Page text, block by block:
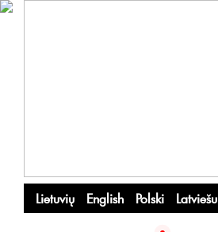
Lietuvių English Polski Latviešu